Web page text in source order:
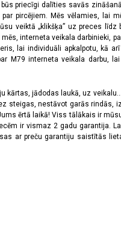
priecīgi dalīties savās
pircējiem. Mēs vēlamies, lai
veiktā „klikšķa” uz preces
interneta veikala darbinieki,
lai individuāli apkalpotu, kā
M79 interneta veikala darbu,
jādodas laukā, uz
nestāvot garās rindās,
ērtā laikā! Viss tālākais ir
ir vismaz 2 gadu garantija.
ar preču garantiju saistītās